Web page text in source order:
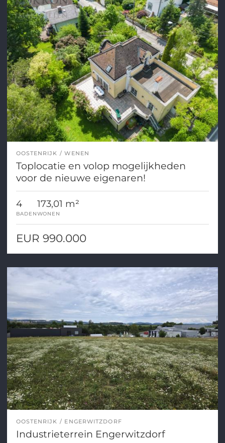
OOSTENRIJK WENEN
Toplocatie en volop mogelijkheden
voor de nieuwe eigenaren!
4
BADEN
173,01 m²
WONEN
EUR 990.000
OOSTENRIJK ENGERWITZDORF
Industrieterrein Engerwitzdorf